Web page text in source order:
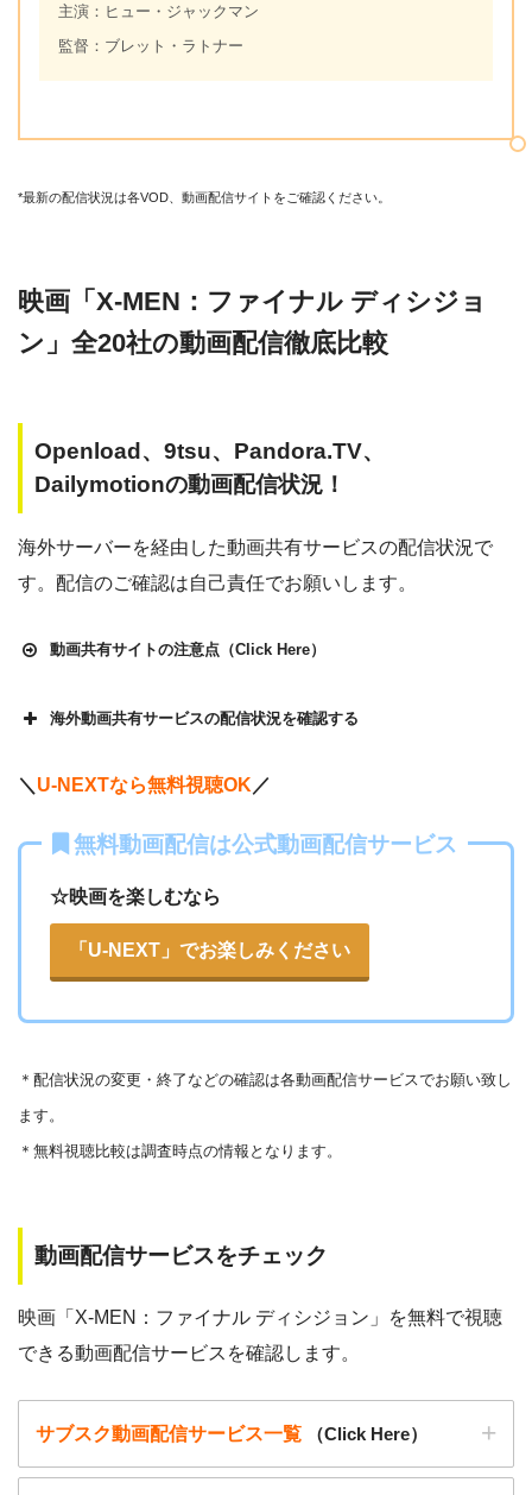
主演：ヒュー・ジャックマン
監督：ブレット・ラトナー
*最新の配信状況は各VOD、動画配信サイトをご確認ください。
映画「X-MEN：ファイナル ディシジョ
ン」全20社の動画配信徹底比較
Openload、9tsu、Pandora.TV、
Dailymotionの動画配信状況！
海外サーバーを経由した動画共有サービスの配信状況で
す。配信のご確認は自己責任でお願いします。
動画共有サイトの注意点（Click Here）
イトで配信されている動画は、著作権法や象徴権を侵害して
感染によるスマホ・パソコントラブルの原因となります。
こうした動画共有サイトでの動画の視聴は控える事をおすす
めします。
照）
物情報センター」と「日本民間放送連盟
きます。
海外動画共有サービスの配信状況を確認する
各動画共有サイトを実際に確認する
▶︎Openload(アクセスブロック中）
▶︎9tsu
＼ U-NEXTなら無料視聴OK ／
無料動画配信は公式動画配信サービス
☆映画を楽しむなら
「U-NEXT」でお楽しみください
＊ 配信状況の変更・終了などの確認は各動画配信サービスでお願い致し
ます。
＊無料視聴比較は調査時点の情報となります。
動画配信サービスをチェック
映画「X-MEN：ファイナル ディシジョン」を無料で視聴
できる動画配信サービスを確認します。
サブスク動画配信サービス一覧 （Click Here）